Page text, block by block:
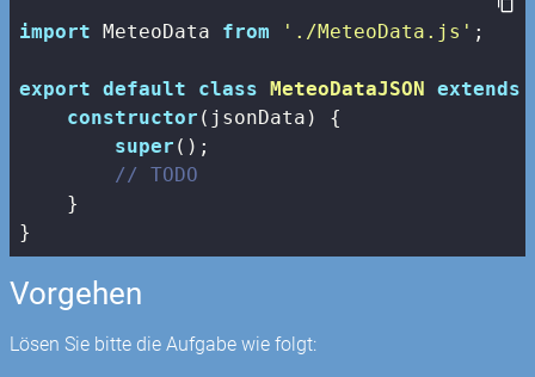
import MeteoData from './MeteoData.js' ;
export default class MeteoDataJSON extends
constructor (jsonData) {
super ();
// TODO
    }
}
Vorgehen
Lösen Sie bitte die Aufgabe wie folgt: